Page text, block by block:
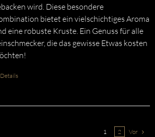
wird. Diese besondere
bietet ein vielschichtiges Aroma
eine robuste Kruste. Ein Genuss für alle
die das gewisse Etwas kosten
Details
1 2 Vor